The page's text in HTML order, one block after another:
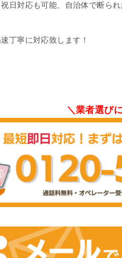
日対応も可能、自治体で断ら
丁寧に対応致します！
＼業者選び